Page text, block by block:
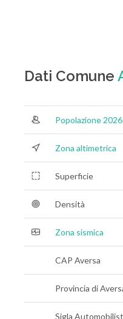
Dati Comune
Popolazione 2026
Zona altimetrica
Superficie
Densità
Zona sismica
CAP Aversa
Provincia di
Sigla